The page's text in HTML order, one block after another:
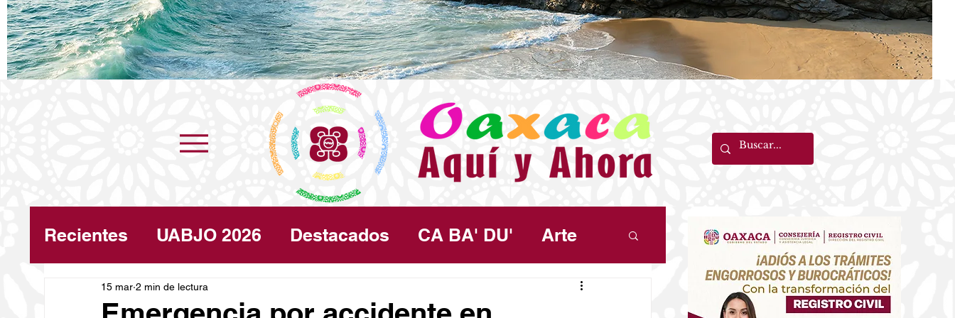
Recientes UABJO 2026 Destacados CA BA' DU' Arte
Congreso Turismo Salud
15 mar 2 min de lectura